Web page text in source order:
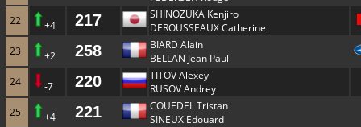
22
+4 217
SHINOZUKA Kenjiro
DEROUSSEAUX Catherine
23
+2 258
BIARD Alain
BELLAN Jean Paul
24
-7 220
TITOV Alexey
RUSOV Andrey
25
+4 221
COUEDEL Tristan
SINEUX Edouard